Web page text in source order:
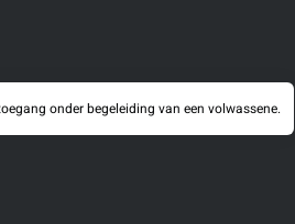
onder begeleiding van een volwassene.